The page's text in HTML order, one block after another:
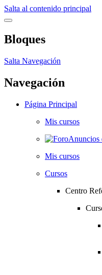
Salta al contenido principal
Bloques
Salta Navegación
Navegación
Página Principal
Mis cursos
Anuncios
Mis cursos
Cursos
Centro